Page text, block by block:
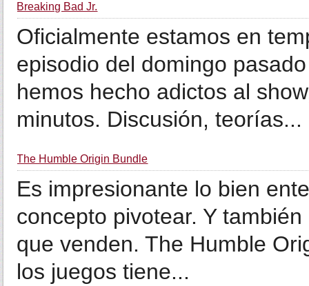
Breaking Bad Jr.
Oficialmente estamos en
episodio del domingo
hemos hecho adictos al
minutos. Discusión, teorías...
The Humble Origin Bundle
Es impresionante lo bien
concepto pivotear. Y
que venden. The Humble
los juegos tiene...